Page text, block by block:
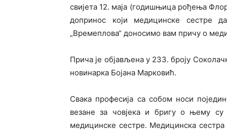
свијета 12. маја (годишњица рођења
допринос који медицинске сестре
„Времеплова“ доносимо вам причу о
Прича је објављена у 233. броју
новинарка Бојана Марковић.
Свака професија са собом носи
везане за човјека и бригу о њему
медицинске сестре. Медицинска